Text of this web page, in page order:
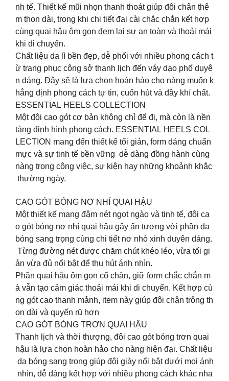
nh tế. Thiết kế mũi nhọn thanh thoát giúp đôi chân thê
m thon dài, trong khi chi tiết đai cài chắc chắn kết hợp
cùng quai hậu ôm gọn đem lại sự an toàn và thoải mái
khi di chuyển.
Chất liệu da lì bền đẹp, dễ phối với nhiều phong cách t
ừ trang phục công sở thanh lịch đến váy dạo phố duyê
n dáng. Đây sẽ là lựa chọn hoàn hảo cho nàng muốn k
hẳng định phong cách tự tin, cuốn hút và đầy khí chất.
ESSENTIAL HEELS COLLECTION
Một đôi cao gót cơ bản không chỉ để đi, mà còn là nền
tảng định hình phong cách. ESSENTIAL HEELS COL
LECTION mang đến thiết kế tối giản, form dáng chuẩn
mực và sự tinh tế bền vững dễ dàng đồng hành cùng
nàng trong công việc, sự kiện hay những khoảnh khắc
thường ngày.
CAO GÓT BÓNG NƠ NHÍ QUAI HẬU
Một thiết kế mang đậm nét ngọt ngào và tinh tế, đôi ca
o gót bóng nơ nhí quai hậu gây ấn tượng với phần da
bóng sang trọng cùng chi tiết nơ nhỏ xinh duyên dáng.
Từng đường nét được chăm chút khéo léo, vừa tối gi
ản vừa đủ nổi bật để thu hút ánh nhìn.
Phần quai hậu ôm gọn cổ chân, giữ form chắc chắn m
à vẫn tạo cảm giác thoải mái khi di chuyển. Kết hợp cù
ng gót cao thanh mảnh, item này giúp đôi chân trông th
on dài và quyến rũ hơn
CAO GÓT BÓNG TRƠN QUAI HẬU
Thanh lịch và thời thượng, đôi cao gót bóng trơn quai
hậu là lựa chọn hoàn hảo cho nàng hiện đại. Chất liệu
da bóng sang trọng giúp đôi giày nổi bật dưới mọi ánh
nhìn, dễ dàng kết hợp với nhiều phong cách khác nha